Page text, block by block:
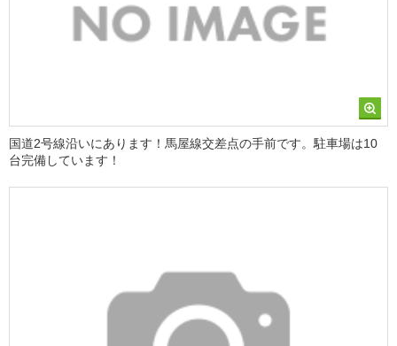
国道2号線沿いにあります！馬屋線交差点の手前です。駐車場は10
台完備しています！